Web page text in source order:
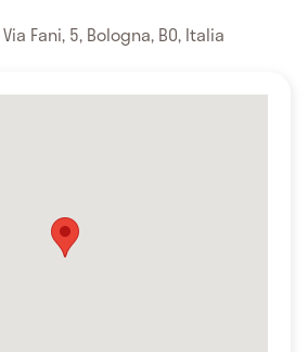
Fani, 5, Bologna, BO, Italia